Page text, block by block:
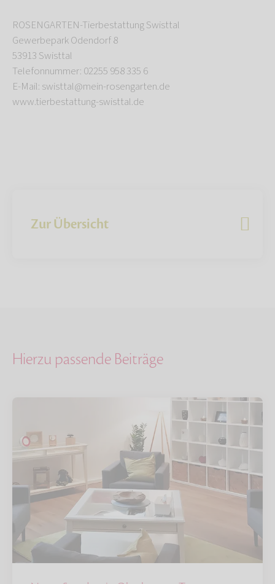
ROSENGARTEN-Tierbestattung Swisttal
Gewerbepark Odendorf 8
53913 Swisttal
Telefonnummer: 02255 958 335 6
E-Mail: swisttal@mein-rosengarten.de
www.tierbestattung-swisttal.de
Zur Übersicht
Hierzu passende Beiträge